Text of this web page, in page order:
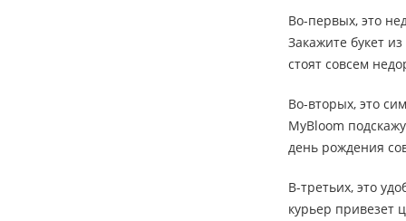
Во-первых, это
Закажите букет
стоят совсем
Во-вторых, это
MyBloom
день рождения
В-третьих, это
курьер привезет